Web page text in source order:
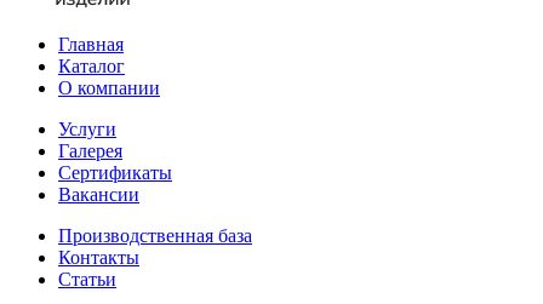
Главная
Каталог
О компании
Услуги
Галерея
Сертификаты
Вакансии
Производственная база
Контакты
Статьи